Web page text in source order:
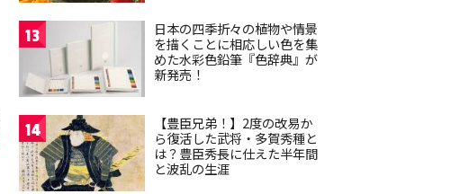
13
日本の四季折々の植物や情景
を描くことに相応しい色を集
めた水彩色鉛筆『色辞典』が
新発売！
14
【豊臣兄弟！】2度の改易か
ら復活した武将・多賀秀種と
は？豊臣秀長に仕えた半年間
と波乱の生涯